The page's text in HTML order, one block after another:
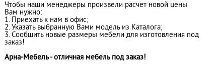
Чтобы наши менеджеры произвели расчет новой цены
Вам нужно:
1. Приехать к нам в офис;
2. Указать выбранную Вами модель из Каталога;
3. Сообщить новые размеры мебели для изготовления под
заказ!
Арна-Мебель - отличная мебель под заказ!